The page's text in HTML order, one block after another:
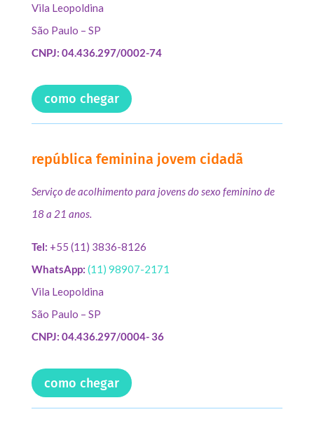
Vila Leopoldina
São Paulo – SP
CNPJ: 04.436.297/0002-74
como chegar
república feminina jovem cidadã
Serviço de acolhimento para jovens do sexo feminino de
18 a 21 anos.
Tel: +55 (11) 3836-8126
WhatsApp: (11) 98907-2171
Vila Leopoldina
São Paulo – SP
CNPJ: 04.436.297/0004- 36
como chegar